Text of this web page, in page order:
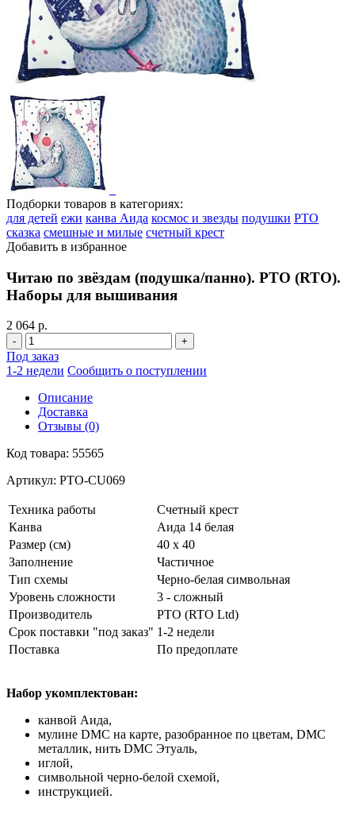
Подборки товаров в категориях:
для детей ежи канва Аида космос и звезды подушки РТО
сказка смешные и милые счетный крест
Добавить в избранное
Читаю по звёздам (подушка/панно). РТО (RTO).
Наборы для вышивания
2 064 р.
- +
Под заказ
1-2 недели Сообщить о поступлении
Описание
Доставка
Отзывы (0)
Код товара: 55565
Артикул: РТО-CU069
Техника работы
Счетный крест
Канва
Аида 14 белая
Размер (см)
40 х 40
Заполнение
Частичное
Тип схемы
Черно-белая символьная
Уровень сложности
3 - сложный
Производитель
РТО (RTO Ltd)
Срок поставки "под заказ" 1-2 недели
Поставка
По предоплате
Набор укомплектован:
канвой Аида,
мулине DMC на карте, разобранное по цветам, DMC
металлик, нить DMC Этуаль,
иглой,
символьной черно-белой схемой,
инструкцией.